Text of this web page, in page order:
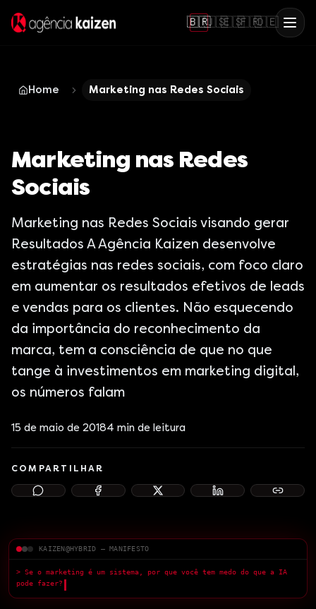
🇧🇷🇺🇸🇪🇸🇫🇷🇩🇪
Home Marketing nas Redes Sociais
Marketing nas Redes
Sociais
Marketing nas Redes Sociais visando gerar
Resultados A Agência Kaizen desenvolve
estratégias nas redes sociais, com foco claro
em aumentar os resultados efetivos de leads
e vendas para os clientes. Não esquecendo
da importância do reconhecimento da
marca, tem a consciência de que no que
tange à investimentos em marketing digital,
os números falam
15 de maio de 20184 min de leitura
COMPARTILHAR
KAIZEN@HYBRID — MANIFESTO
> Se o marketing é um sistema, por que você tem medo do que a IA
pode fazer?